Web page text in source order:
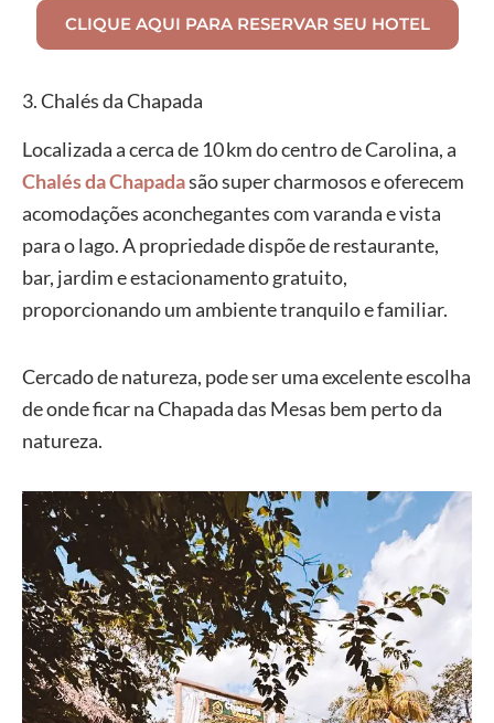
CLIQUE AQUI PARA RESERVAR SEU HOTEL
3. Chalés da Chapada
Localizada a cerca de 10 km do centro de Carolina, a
Chalés da Chapadasão super charmosos e oferecem
acomodações aconchegantes com varanda e vista
para o lago. A propriedade dispõe de restaurante,
bar, jardim e estacionamento gratuito,
proporcionando um ambiente tranquilo e familiar.
Cercado de natureza, pode ser uma excelente escolha
de onde ficar na Chapada das Mesas bem perto da
natureza.